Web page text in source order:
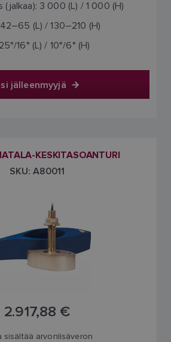
(jalkaa): 3 000 (L) / 1 000 (H)
(L) / 130–210 (H)
16° (L) / 10°/6° (H)
jälleenmyyjä
KESKITASOANTURI
SKU: A80011
2.917,88 €
sisältää arvonlisäveron